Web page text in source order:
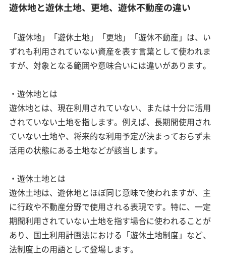
遊休地と遊休土地、更地、遊休不動産の違い
「遊休地」「遊休土地」「更地」「遊休不動産」は、い
ずれも利用されていない資産を表す言葉として使われま
すが、対象となる範囲や意味合いには違いがあります。
・遊休地とは
遊休地とは、現在利用されていない、または十分に活用
されていない土地を指します。例えば、長期間使用され
ていない土地や、将来的な利用予定が決まっておらず未
活用の状態にある土地などが該当します。
・遊休土地とは
遊休土地は、遊休地とほぼ同じ意味で使われますが、主
に行政や不動産分野で使用される表現です。特に、一定
期間利用されていない土地を指す場合に使われることが
あり、国土利用計画法における「遊休土地制度」など、
法制度上の用語として登場します。